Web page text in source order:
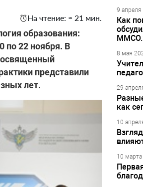
На чтение: ≈ 21 мин.
образования:
по 22 ноября. В
представили
лет.
9 апреля
Как
8 мая
29
как
10
10